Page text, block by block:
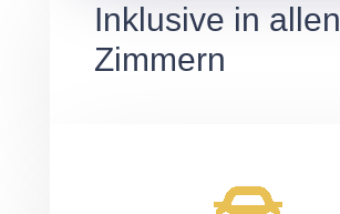
Inklusive in allen
Zimmern